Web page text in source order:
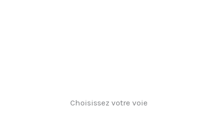
Choisissez votre voie